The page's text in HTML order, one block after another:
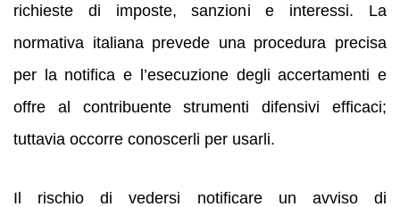
richieste di imposte, sanzioni e interessi. La
normativa italiana prevede una procedura precisa
per la notifica e l’esecuzione degli accertamenti e
offre al contribuente strumenti difensivi efficaci;
tuttavia occorre conoscerli per usarli.
Il rischio di vedersi notificare un avviso di